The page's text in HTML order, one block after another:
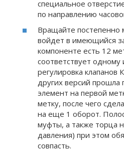
специальное
по направлению
Вращайте постепенно
войдет в имеющийся
компоненте есть 12
соответствует
регулировка
других версий прошла
элемент на первой
метку, после чего
на еще 1 оборот.
муфты, а также торца
давления) при этом
совпасть.